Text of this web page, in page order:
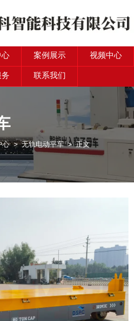
案例展示 视频中心
联系我们
心>无轨电动平车> 正文